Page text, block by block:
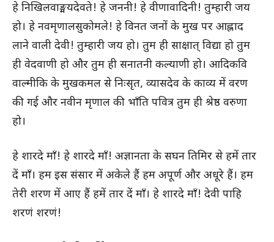
हे निखिलवाङ्मयदेवते! हे जननी! हे वीणावादिनी! तुम्हारी जय
हो। हे नवमृणालसुकोमले! हे विनत जनों के मुख पर आह्लाद
लाने वाली देवी! तुम्हारी जय हो। तुम ही साक्षात् विद्या हो तुम
ही वेदवाणी हो और तुम ही सनातनी कल्याणी हो। आदिकवि
वाल्मीकि के मुखकमल से निःसृत, व्यासदेव के काव्य में वरण
की गई और नवीन मृणाल की भाँति पवित्र तुम ही श्रेष्ठ वरुणा
हो।
हे शारदे माँ! हे शारदे माँ! अज्ञानता के सघन तिमिर से हमें तार
दें माँ। हम इस संसार में अकेले हैं हम अपूर्ण और अधूरे हैं। हम
तेरी शरण में आए हैं हमें तार दें माँ। हे शारदे माँ! देवी पाहि
शरणं शरणं!